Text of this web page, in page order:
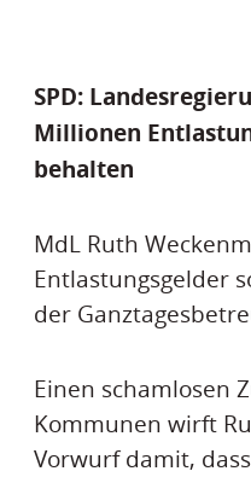
SPD:
Millionen
behalten
MdL Ruth
Entlastungsgelder
der
Einen schamlosen
Kommunen wirft
Vorwurf damit,